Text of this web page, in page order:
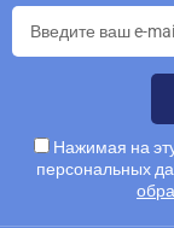
Нажимая на
персональных